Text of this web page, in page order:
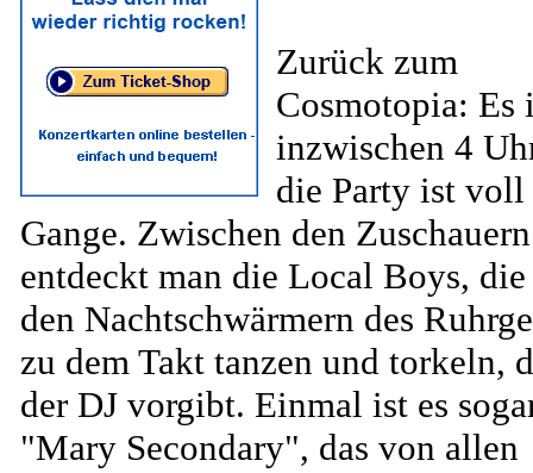
Zurück zum
Cosmotopia: Es
inzwischen 4
die Party ist
Gange. Zwischen den Zuschauern
entdeckt man die Local Boys,
den Nachtschwärmern des
zu dem Takt tanzen und torkeln,
der DJ vorgibt. Einmal ist es
"Mary Secondary", das von allen